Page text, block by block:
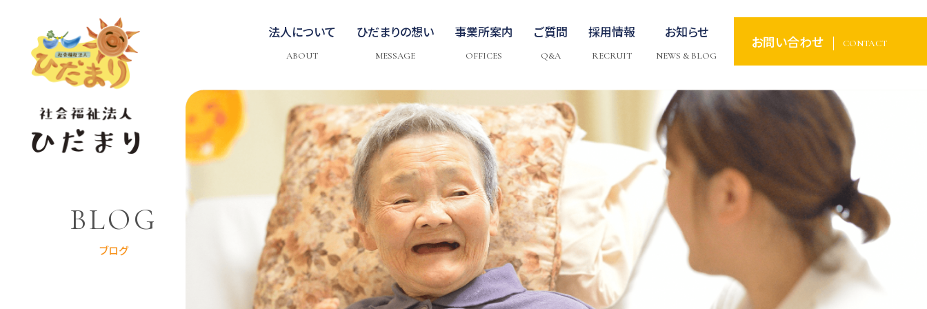
法人について
ABOUT
ひだまりの想い
MESSAGE
事業所案内
OFFICES
ご質問
Q&A
採用情報
RECRUIT
お知らせ
NEWS & BLOG
お問い合わせ CONTACT
BLOG
ブログ